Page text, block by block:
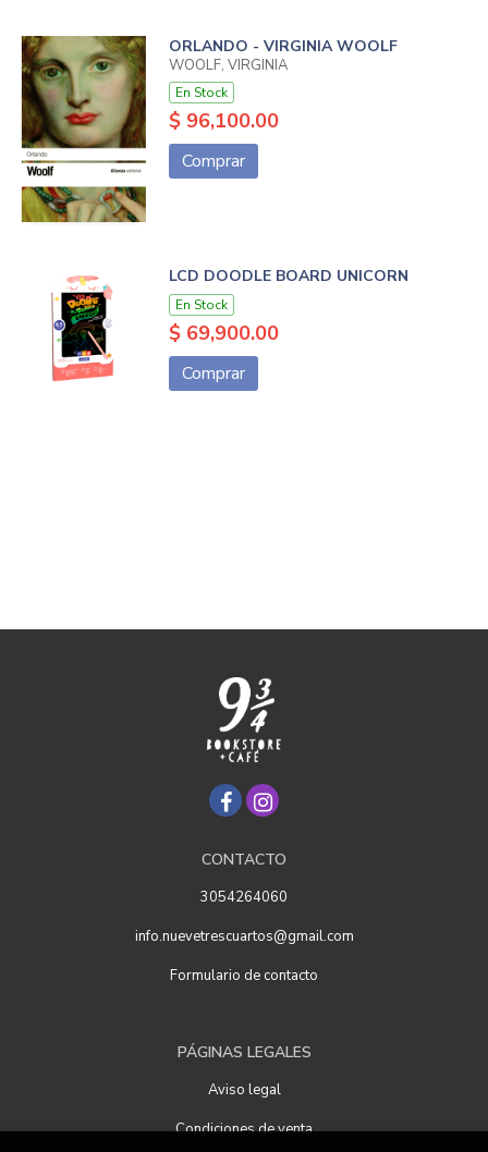
ORLANDO - VIRGINIA WOOLF
WOOLF, VIRGINIA
En Stock
$ 96,100.00
Comprar
LCD DOODLE BOARD UNICORN
En Stock
$ 69,900.00
Comprar
CONTACTO
3054264060
info.nuevetrescuartos@gmail.com
Formulario de contacto
PÁGINAS LEGALES
Aviso legal
Condiciones de venta